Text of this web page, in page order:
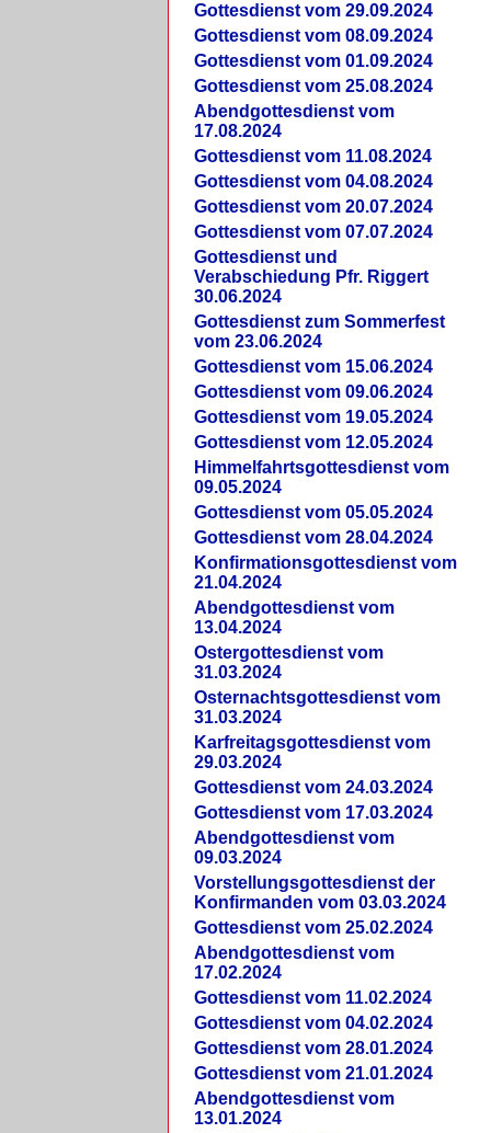
Gottesdienst vom 29.09.2024
Gottesdienst vom 08.09.2024
Gottesdienst vom 01.09.2024
Gottesdienst vom 25.08.2024
Abendgottesdienst vom
17.08.2024
Gottesdienst vom 11.08.2024
Gottesdienst vom 04.08.2024
Gottesdienst vom 20.07.2024
Gottesdienst vom 07.07.2024
Gottesdienst und
Verabschiedung Pfr. Riggert
30.06.2024
Gottesdienst zum Sommerfest
vom 23.06.2024
Gottesdienst vom 15.06.2024
Gottesdienst vom 09.06.2024
Gottesdienst vom 19.05.2024
Gottesdienst vom 12.05.2024
Himmelfahrtsgottesdienst vom
09.05.2024
Gottesdienst vom 05.05.2024
Gottesdienst vom 28.04.2024
Konfirmationsgottesdienst vom
21.04.2024
Abendgottesdienst vom
13.04.2024
Ostergottesdienst vom
31.03.2024
Osternachtsgottesdienst vom
31.03.2024
Karfreitagsgottesdienst vom
29.03.2024
Gottesdienst vom 24.03.2024
Gottesdienst vom 17.03.2024
Abendgottesdienst vom
09.03.2024
Vorstellungsgottesdienst der
Konfirmanden vom 03.03.2024
Gottesdienst vom 25.02.2024
Abendgottesdienst vom
17.02.2024
Gottesdienst vom 11.02.2024
Gottesdienst vom 04.02.2024
Gottesdienst vom 28.01.2024
Gottesdienst vom 21.01.2024
Abendgottesdienst vom
13.01.2024